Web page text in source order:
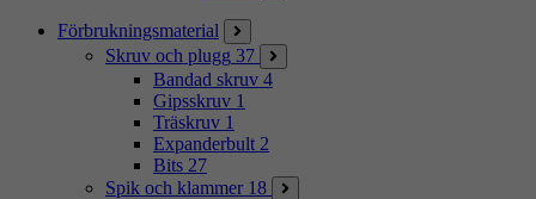
Förbrukningsmaterial
Skruv och plugg 37
Bandad skruv 4
Gipsskruv 1
Träskruv 1
Expanderbult 2
Bits 27
Spik och klammer 18